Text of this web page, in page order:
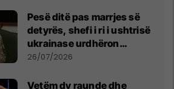
Pesë ditë pas marrjes së
detyrës, shefi i ri i ushtrisë
ukrainase urdhëron
kontroll të madh
26/07/2026
Vetëm dy raunde dhe